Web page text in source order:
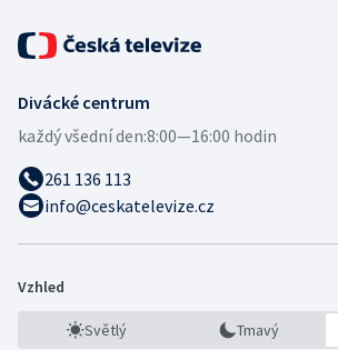
Divácké centrum
každý všední den:8:00—16:00 hodin
261 136 113
info@ceskatelevize.cz
Vzhled
Světlý Tmavý